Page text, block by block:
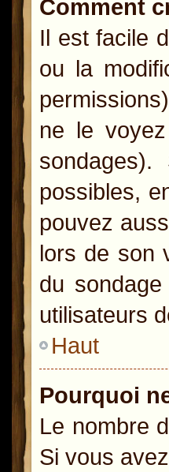
Comment
Il est facile
ou la
ne le
possibles,
pouvez
lors de son
du
utilisateurs
Haut
Pourquoi
Le nombre
Si vous